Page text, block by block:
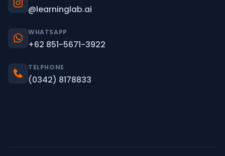
@learninglab.ai
WHATSAPP
+62 851-5671-3922
TELPHONE
(0342) 8178833